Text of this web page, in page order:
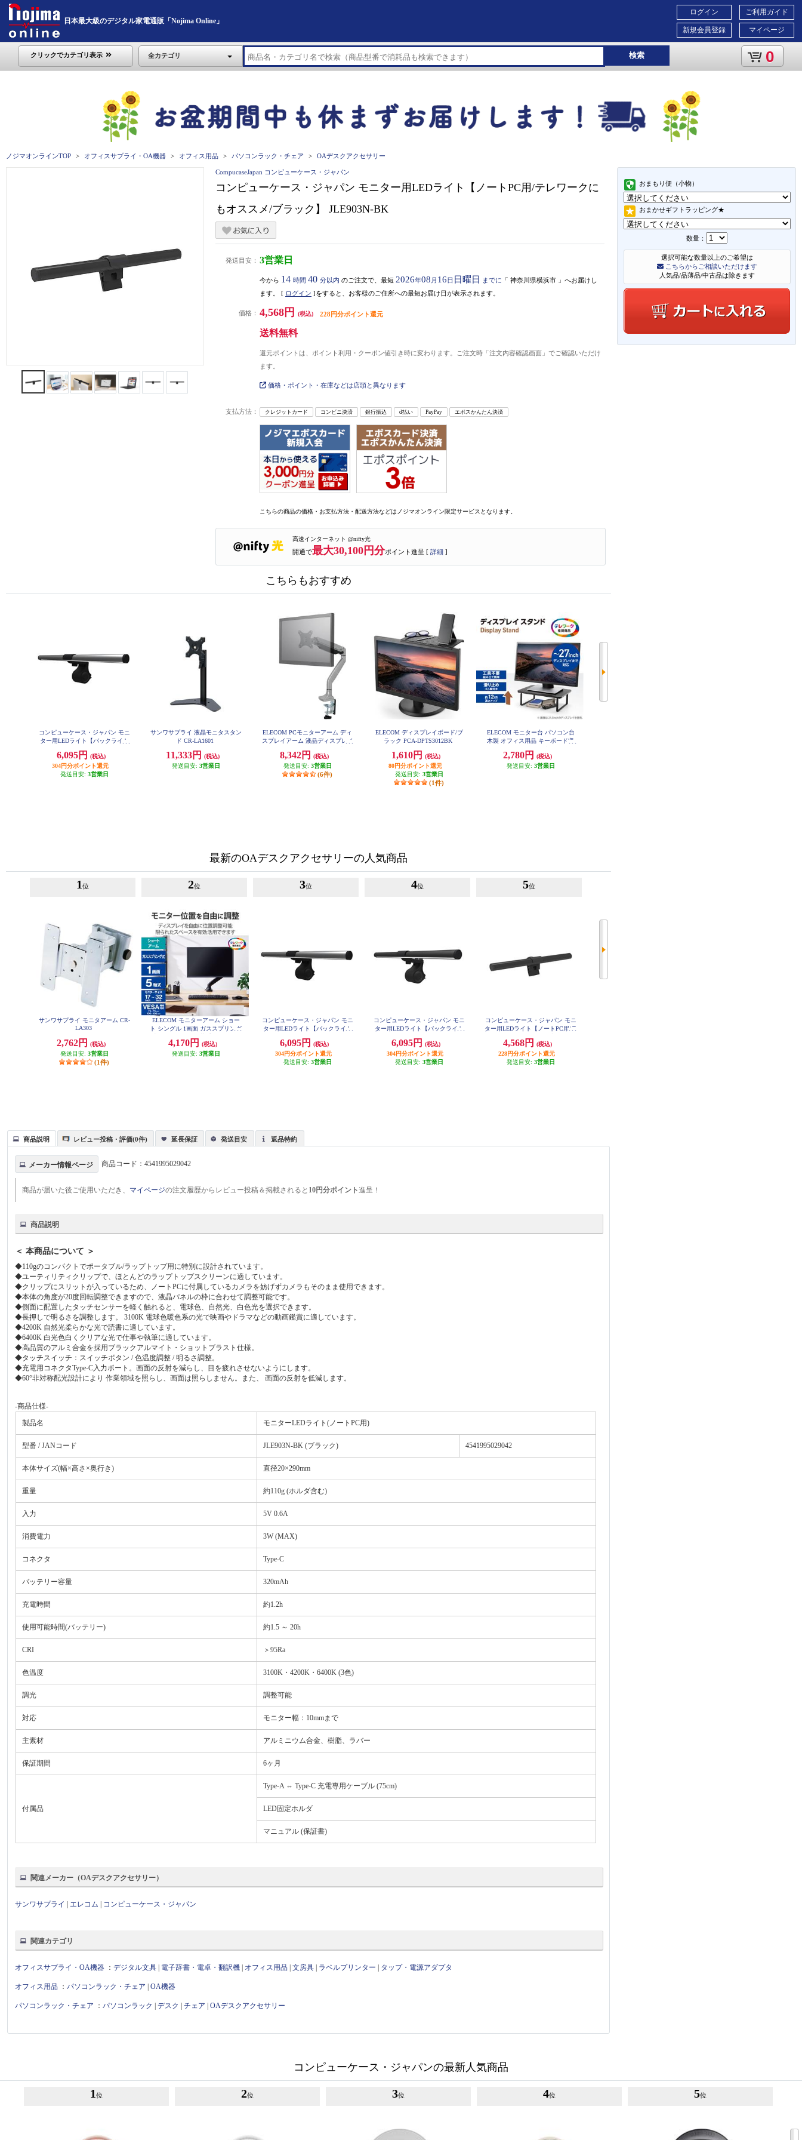
日本最大級のデジタル家電通販「Nojima Online」
ご利用ガイド
マイページ
ログイン
新規会員登録
クリックでカテゴリ表示 全カテゴリ 検索 0
ノジマオンラインTOP オフィスサプライ・OA機器 オフィス用品 パソコンラック・チェア OAデスクアクセサリー
おまもり便（小物）
おまかせギフトラッピング★
数量：
選択可能な数量以上のご希望は
こちらからご相談いただけます
人気品/品薄品/中古品は除きます
CompucaseJapan コンピューケース・ジャパン
コンピューケース・ジャパン モニター用LEDライト【ノートPC用/テレワークに
もオススメ/ブラック】 JLE903N-BK
発送目安： 3営業日
今から 14 時間 40 分以内 のご注文で、最短 2026年08 月 16日 日曜日 までに 「 神奈川県横浜市 」 へお届けし
ます。 [ ログイン ]をすると、お客様のご住所への最短お届け日が表示されます。
価格： 4,568円 (税込) 228円分ポイント還元
送料無料
還元ポイントは、ポイント利用・クーポン値引き時に変わります。ご注文時「注文内容確認画面」でご確認いただけ
ます。
価格・ポイント・在庫などは店頭と異なります
支払方法： クレジットカード コンビニ決済 銀行振込 d払い PayPay エポスかんたん決済
こちらの商品の価格・お支払方法・配送方法などはノジマオンライン限定サービスとなります。
高速インターネット @nifty光
開通で最大30,100円分ポイント進呈 [ 詳細 ]
こちらもおすすめ
コンピューケース・ジャパン モニ
ター用LEDライト【バックライト
ンメタリック】 JLE802N-GM
6,095円
(税込)
304円分ポイント還元
発送目安: 3営業日
サンワサプライ 液晶モニタスタン
ド CR-LA1601
11,333円
(税込)
発送目安: 3営業日
ELECOM PCモニターアーム ディ
スプレイアーム 液晶ディスプレイ
ルバー DPA-SL02SV
8,342円
(税込)
発送目安: 3営業日
(6件)
ELECOM ディスプレイボード/ブ
ラック PCA-DPTS3012BK
1,610円
(税込)
80円分ポイント還元
発送目安: 3営業日
(1件)
ELECOM モニター台 パソコン台
木製 オフィス用品 キーボード収
ブラック PCA-DPSW3812BK
2,780円
(税込)
発送目安: 3営業日
最新のOAデスクアクセサリーの人気商品
1 位
サンワサプライ モニタアーム CR-
LA303
2,762円
(税込)
発送目安: 3営業日
(1件)
2位
ELECOM モニターアーム ショー
ト シングル 1画面 ガススプリング
ラック DPA-SS08BK
4,170円
(税込)
発送目安: 3営業日
3位
コンピューケース・ジャパン モニ
ター用LEDライト【バックライト
ンメタリック】 JLE802N-GM
6,095円
(税込)
304円分ポイント還元
発送目安: 3営業日
4位
コンピューケース・ジャパン モニ
ター用LEDライト【バックライト
ラック】 JLE802N-BK
6,095円
(税込)
304円分ポイント還元
発送目安: 3営業日
5位
コンピューケース・ジャパン モニ
ター用LEDライト【ノートPC用/テ
JLE903N-BK
4,568円
(税込)
228円分ポイント還元
発送目安: 3営業日
商品説明 レビュー投稿・評価(0件) 延長保証 発送目安 返品特約
メーカー情報ページ 商品コード：4541995029042
商品が届いた後ご使用いただき、 マイページの注文履歴からレビュー投稿＆掲載されると 10円分ポイント進呈！
商品説明
＜ 本商品について ＞
◆110gのコンパクトでポータブル/ラップトップ用に特別に設計されています。
◆ユーティリティクリップで、ほとんどのラップトップスクリーンに適しています。
◆クリップにスリットが入っているため、ノートPCに付属しているカメラを妨げずカメラもそのまま使用できます。
◆本体の角度が20度回転調整できますので、液晶パネルの枠に合わせて調整可能です。
◆側面に配置したタッチセンサーを軽く触れると、電球色、自然光、白色光を選択できます。
◆長押しで明るさを調整します。 3100K 電球色暖色系の光で映画やドラマなどの動画鑑賞に適しています。
◆4200K 自然光柔らかな光で読書に適しています。
◆6400K 白光色白くクリアな光で仕事や執筆に適しています。
◆高品質のアルミ合金を採用ブラックアルマイト・ショットブラスト仕様。
◆タッチスイッチ：スイッチボタン / 色温度調整 / 明るさ調整。
◆充電用コネクタType-C入力ポート。画面の反射を減らし、目を疲れさせないようにします。
◆60°非対称配光設計により 作業領域を照らし、画面は照らしません。また、 画面の反射を低減します。
-商品仕様-
製品名
モニターLEDライト(ノートPC用)
型番 / JANコード JLE903N-BK (ブラック) 4541995029042
本体サイズ(幅×高さ×奥行き) 直径20×290mm
重量 約110g (ホルダ含む)
入力 5V 0.6A
消費電力 3W (MAX)
コネクタ Type-C
バッテリー容量 320mAh
充電時間 約1.2h
使用可能時間(バッテリー) 約1.5 ～ 20h
CRI ＞95Ra
色温度 3100K・4200K・6400K (3色)
調光 調整可能
対応 モニター幅：10mmまで
主素材 アルミニウム合金、樹脂、ラバー
保証期間 6ヶ月
付属品
Type-A ⇔ Type-C 充電専用ケーブル (75cm)
LED固定ホルダ
マニュアル (保証書)
関連メーカー（OAデスクアクセサリー）
サンワサプライ エレコム コンピューケース・ジャパン
関連カテゴリ
オフィスサプライ・OA機器 ：デジタル文具 電子辞書・電卓・翻訳機 オフィス用品 |文房具 ラベルプリンター タップ・電源アダプタ
オフィス用品 ：パソコンラック・チェア |OA機器
パソコンラック・チェア ：パソコンラック |デスク |チェア |OAデスクアクセサリー
コンピューケース・ジャパンの最新人気商品
1 位 2位 3位 4位 5位